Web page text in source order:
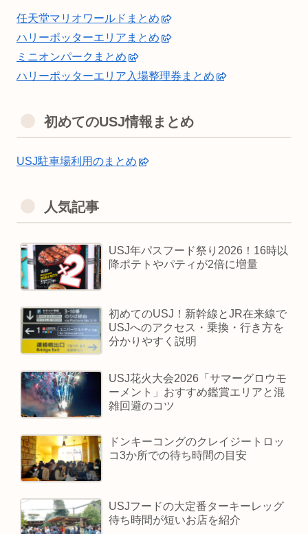
任天堂マリオワールドまとめ
ハリーポッターエリアまとめ
ミニオンパークまとめ
ハリーポッターエリア入場整理券まとめ
初めてのUSJ情報まとめ
USJ駐車場利用のまとめ
人気記事
USJ年パスフード祭り2026！16時以
降ポテトやパティが2倍に増量
初めてのUSJ！新幹線とJR在来線で
USJへのアクセス・乗換・行き方を
分かりやすく説明
USJ花火大会2026「サマーグロウモ
ーメント」おすすめ鑑賞エリアと混
雑回避のコツ
ドンキーコングのクレイジートロッ
コ3か所での待ち時間の目安
USJフードの大定番ターキーレッグ
待ち時間が短いお店を紹介